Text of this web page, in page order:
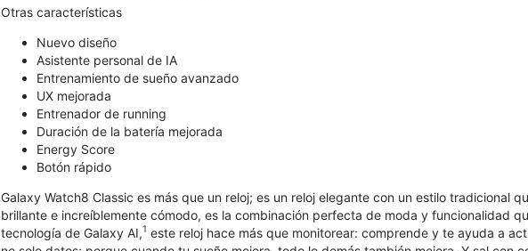
Otras características
Nuevo diseño
Asistente personal de IA
Entrenamiento de sueño avanzado
UX mejorada
Entrenador de running
Duración de la batería mejorada
Energy Score
Botón rápido
Galaxy Watch8 Classic es más que un reloj; es un reloj elegante con un estilo tradicional
brillante e increíblemente cómodo, es la combinación perfecta de moda y funcionalidad
tecnología de Galaxy AI,1 este reloj hace más que monitorear: comprende y te ayuda a